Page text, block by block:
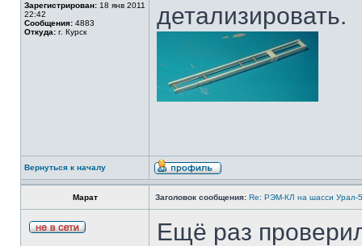
Зарегистрирован: 18 янв 2011
22:42
Сообщения: 4883
Откуда: г. Курск
детализировать.
Вернуться к началу
Марат Заголовок сообщения: Re: РЭМ-КЛ на шасси Урал-
Ещё раз